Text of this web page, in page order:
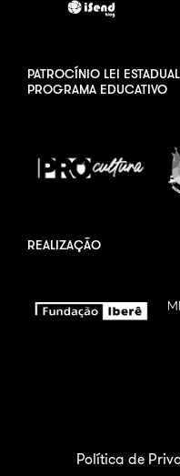
PATROCÍNIO LEI
PROGRAMA EDUCATIVO
REALIZAÇÃO
Política de